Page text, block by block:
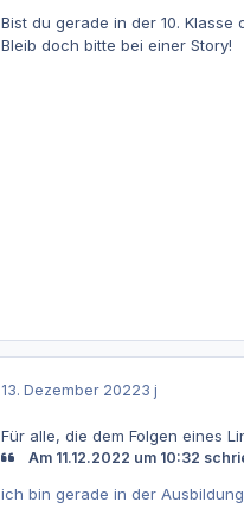
Bist du gerade in der 10. Klasse
Bleib doch bitte bei einer Story!
13. Dezember 20223 j
Für alle, die dem Folgen eines
Am 11.12.2022 um 10:32
ich bin gerade in der